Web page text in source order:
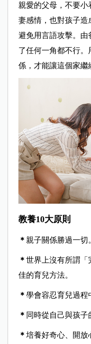
親愛的父母，不要
妻感情，也對孩子造
避免用言語攻擊。由
了任何一角都不行。
係，才能讓這個家繼
教養10大原則
＊ 親子關係勝過一切
＊ 世界上沒有所謂「
佳的育兒方法。
＊ 學會容忍育兒過程
＊ 同時從自己與孩子
＊ 培養好奇心、開放